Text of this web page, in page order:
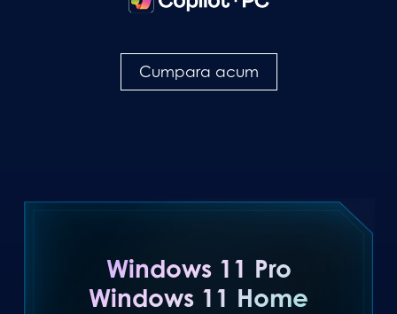
Cumpara acum
Windows 11 Pro
Windows 11 Home